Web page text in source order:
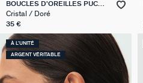
BOUCLES D'OREILLES PUCES
OURSE
Cristal / Doré
35 €
À L'UNITÉ
ARGENT VÉRITABLE